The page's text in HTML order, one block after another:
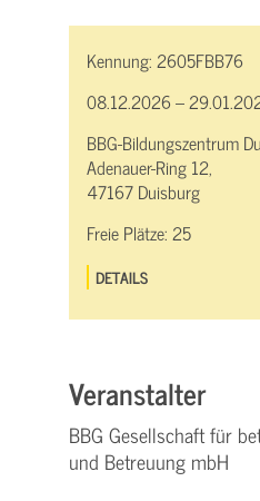
Kennung:2605FBB76
08.12.2026 –
BBG-Bildungszentrum
Adenauer-Ring 12,
47167 Duisburg
Freie Plätze:25
DETAILS
Veranstalter
BBG Gesellschaft für
und Betreuung mbH